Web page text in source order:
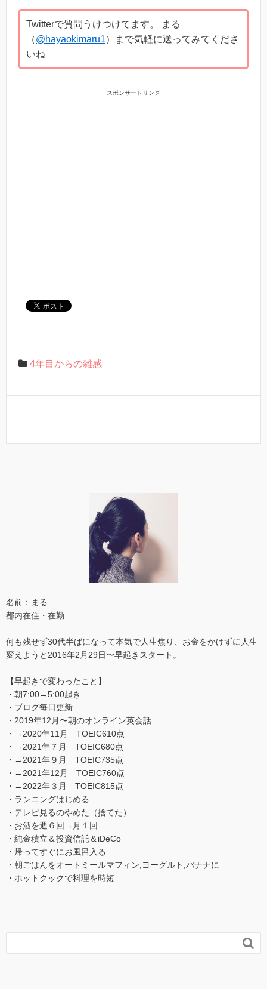
Twitterで質問うけつけてます。 まる
（@hayaokimaru1）まで気軽に送ってみてくださ
いね
スポンサードリンク
4年目からの雑感
名前：まる
都内在住・在勤
何も残せず30代半ばになって本気で人生焦り、お金をかけずに人生
変えようと2016年2月29日〜早起きスタート。
【早起きで変わったこと】
・朝7:00→5:00起き
・ブログ毎日更新
・2019年12月〜朝のオンライン英会話
・→2020年11月 TOEIC610点
・→2021年７月 TOEIC680点
・→2021年９月 TOEIC735点
・→2021年12月 TOEIC760点
・→2022年３月 TOEIC815点
・ランニングはじめる
・テレビ見るのやめた（捨てた）
・お酒を週６回→月１回
・純金積立＆投資信託＆iDeCo
・帰ってすぐにお風呂入る
・朝ごはんをオートミールマフィン,ヨーグルト,バナナに
・ホットクックで料理を時短
